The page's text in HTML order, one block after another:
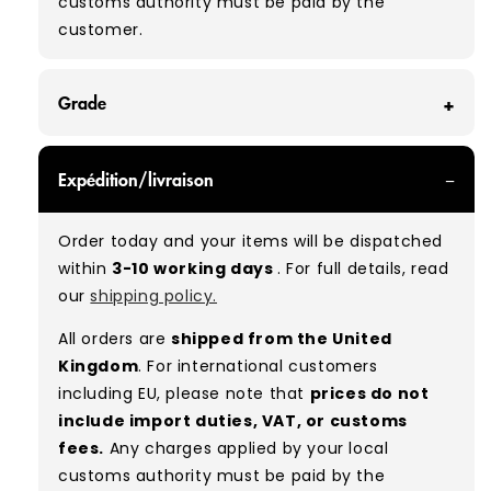
customer.
Grade
can expect items that are in great condition
with minimal signs of wear. While they are
used, they remain free of significant defects
and are in excellent shape overall.
Please note:As these are vintage/used
garments, a small percentage (5–10%) may
have minor flaws such as small tears, holes, or
stains. While we carefully inspect all items, a
degree of human error is possible. Condition
Expédition/livraison
Order today and your items will be dispatched
within 3-10 working days. For full details, read
ourshipping policy.
All orders are shipped from the United
Kingdom. For international customers
including EU, please note that prices do not
include import duties, VAT, or customs
fees. Any charges applied by your local
customs authority must be paid by the